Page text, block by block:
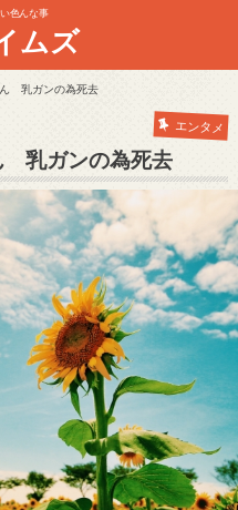
色んな事
ムズ
乳ガンの為死去
エンタメ
乳ガンの為死去